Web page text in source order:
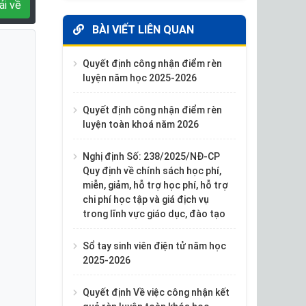
về
BÀI VIẾT LIÊN QUAN
Quyết định công nhận điểm rèn
luyện năm học 2025-2026
Quyết định công nhận điểm rèn
luyện toàn khoá năm 2026
Nghị định Số: 238/2025/NĐ-CP
Quy định về chính sách học phí,
miễn, giảm, hỗ trợ học phí, hỗ trợ
chi phí học tập và giá địch vụ
trong lĩnh vực giáo dục, đào tạo
Sổ tay sinh viên điện tử năm học
2025-2026
Quyết định Về việc công nhận kết